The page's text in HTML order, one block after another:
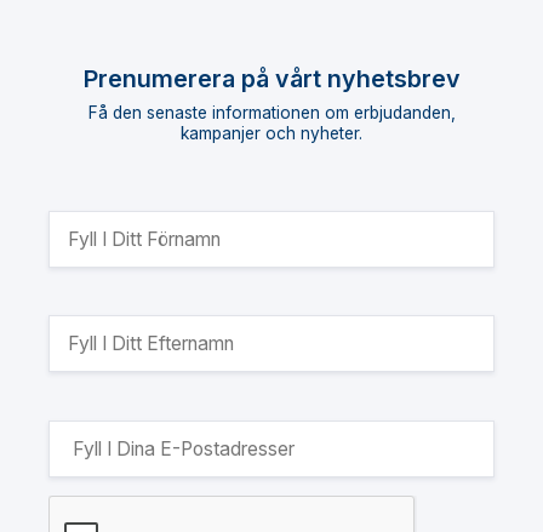
Prenumerera på vårt nyhetsbrev
Få den senaste informationen om erbjudanden,
kampanjer och nyheter.